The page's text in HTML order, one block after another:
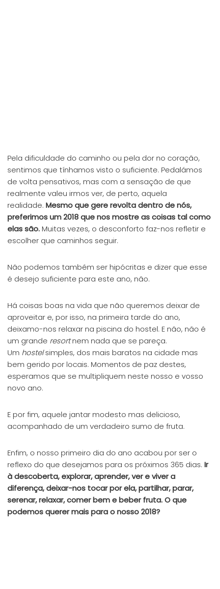
Pela dificuldade do caminho ou pela dor no coração,
sentimos que tínhamos visto o suficiente. Pedalámos
de volta pensativos, mas com a sensação de que
realmente valeu irmos ver, de perto, aquela
realidade. Mesmo que gere revolta dentro de nós,
preferimos um 2018 que nos mostre as coisas tal como
elas são.Muitas vezes, o desconforto faz-nos refletir e
escolher que caminhos seguir.
Não podemos também ser hipócritas e dizer que esse
é desejo suficiente para este ano, não.
Há coisas boas na vida que não queremos deixar de
aproveitar e, por isso, na primeira tarde do ano,
deixamo-nos relaxar na piscina do hostel. E não, não é
um grande resortnem nada que se pareça.
Um hostelsimples, dos mais baratos na cidade mas
bem gerido por locais. Momentos de paz destes,
esperamos que se multipliquem neste nosso e vosso
novo ano.
E por fim, aquele jantar modesto mas delicioso,
acompanhado de um verdadeiro sumo de fruta.
Enfim, o nosso primeiro dia do ano acabou por ser o
reflexo do que desejamos para os próximos 365 dias. Ir
à descoberta, explorar, aprender, ver e viver a
diferença, deixar-nos tocar por ela, partilhar, parar,
serenar, relaxar, comer bem e beber fruta. O que
podemos querer mais para o nosso 2018?